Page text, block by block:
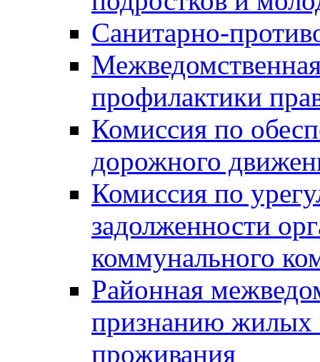
Санитарно-
профилактики
Комиссия по
дорожного
Комиссия по
задолженности
коммунального
Районная
признанию жилых
проживания